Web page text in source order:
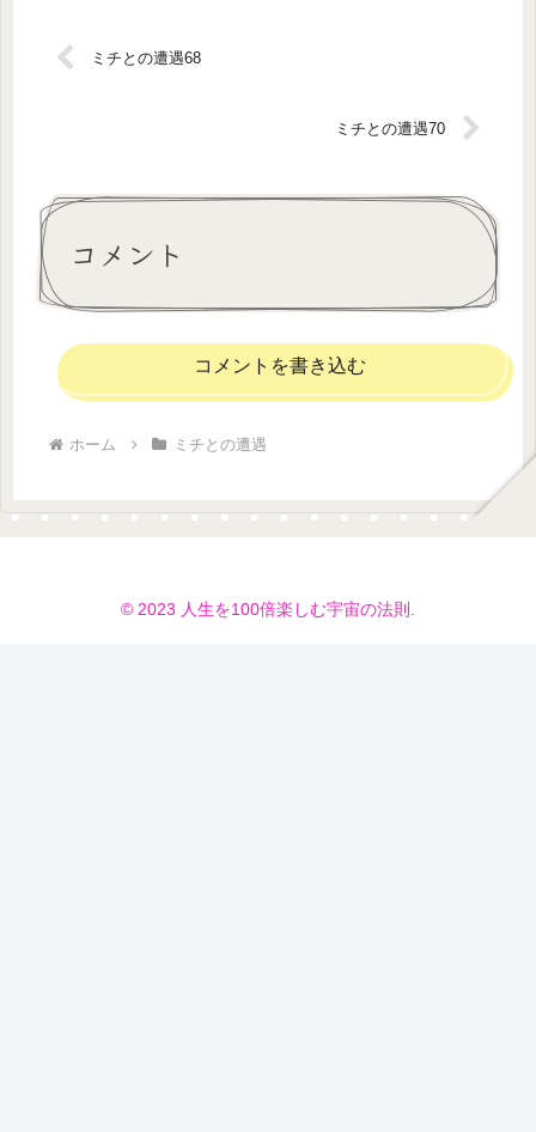
ミチとの遭遇68
ミチとの遭遇70
コメント
コメントを書き込む
ホーム ミチとの遭遇
© 2023 人生を100倍楽しむ宇宙の法則.